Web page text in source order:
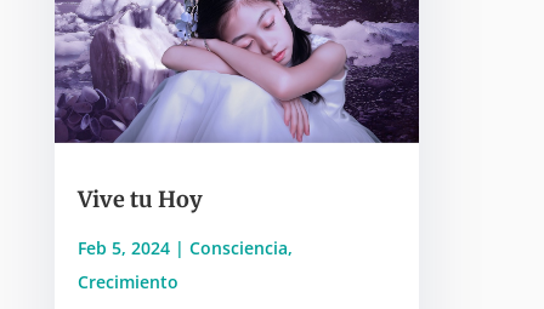
Vive tu Hoy
Feb 5, 2024| Consciencia,
Crecimiento